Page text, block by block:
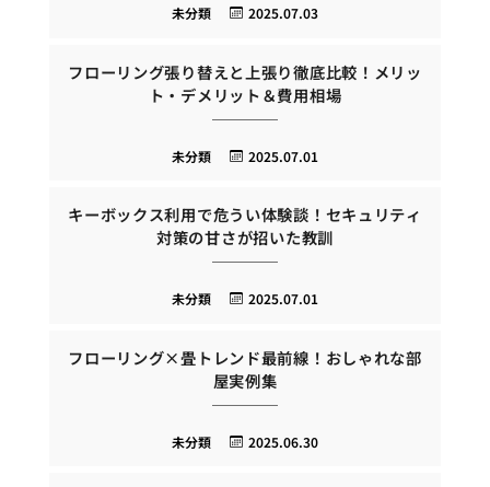
2025.07.03
未分類
フローリング張り替えと上張り徹底比較！メリッ
ト・デメリット＆費用相場
2025.07.01
未分類
キーボックス利用で危うい体験談！セキュリティ
対策の甘さが招いた教訓
2025.07.01
未分類
フローリング×畳トレンド最前線！おしゃれな部
屋実例集
2025.06.30
未分類